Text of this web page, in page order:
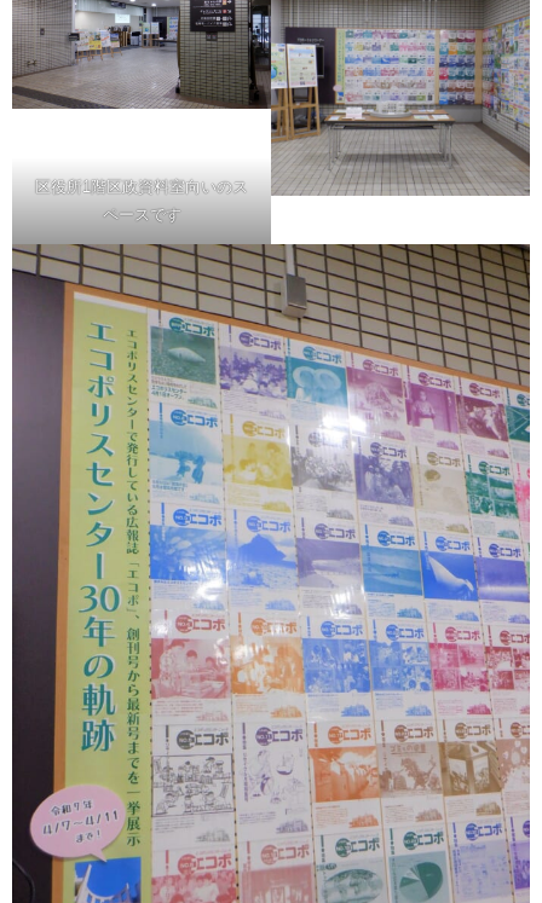
区役所1階区政資料室向いのス
ペースです